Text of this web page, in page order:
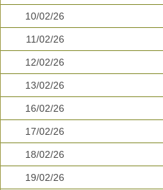
10/02/26
11/02/26
12/02/26
13/02/26
16/02/26
17/02/26
18/02/26
19/02/26